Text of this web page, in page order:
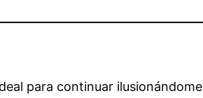
para continuar